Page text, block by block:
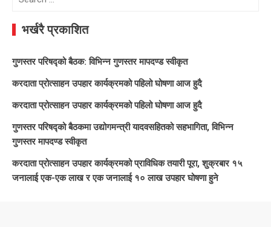
भर्खरै प्रकाशित
गुणस्तर परिषद्को बैठक: विभिन्न गुणस्तर मापदण्ड स्वीकृत
करदाता प्रोत्साहन उपहार कार्यक्रमको पहिलो घोषणा आज हुदै
करदाता प्रोत्साहन उपहार कार्यक्रमको पहिलो घोषणा आज हुदै
गुणस्तर परिषद्को बैठकमा उद्योगमन्त्री यादवसहितको सहभागिता, विभिन्न
गुणस्तर मापदण्ड स्वीकृत
करदाता प्रोत्साहन उपहार कार्यक्रमको प्राविधिक तयारी पूरा, शुक्रबार १५
जनालाई एक-एक लाख र एक जनालाई १० लाख उपहार घोषणा हुने